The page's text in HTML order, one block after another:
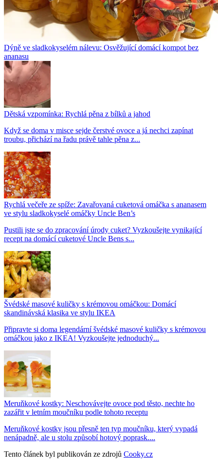
Dýně ve sladkokyselém nálevu: Osvěžující domácí kompot bez
ananasu
Dětská vzpomínka: Rychlá pěna z bílků a jahod
Když se doma v misce sejde čerstvé ovoce a já nechci zapínat
troubu, přichází na řadu právě tahle pěna z...
Rychlá večeře ze spíže: Zavařovaná cuketová omáčka s ananasem
ve stylu sladkokyselé omáčky Uncle Ben’s
Pustili jste se do zpracování úrody cuket? Vyzkoušejte vynikající
recept na domácí cuketové Uncle Bens s...
Švédské masové kuličky s krémovou omáčkou: Domácí
skandinávská klasika ve stylu IKEA
Připravte si doma legendární švédské masové kuličky s krémovou
omáčkou jako z IKEA! Vyzkoušejte jednoduchý...
Meruňkové kostky: Neschovávejte ovoce pod těsto, nechte ho
zazářit v letním moučníku podle tohoto receptu
Meruňkové kostky jsou přesně ten typ moučníku, který vypadá
nenápadně, ale u stolu způsobí hotový poprask....
Tento článek byl publikován ze zdrojů Cooky.cz